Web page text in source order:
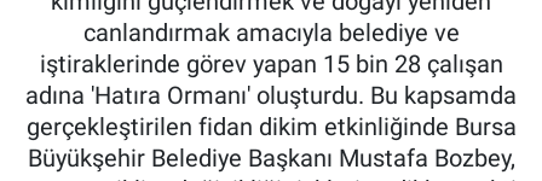
canlandırmak amacıyla belediye ve
iştiraklerinde görev yapan 15 bin 28 çalışan
adına 'Hatıra Ormanı' oluşturdu. Bu kapsamda
gerçekleştirilen fidan dikim etkinliğinde Bursa
Büyükşehir Belediye Başkanı Mustafa Bozbey,